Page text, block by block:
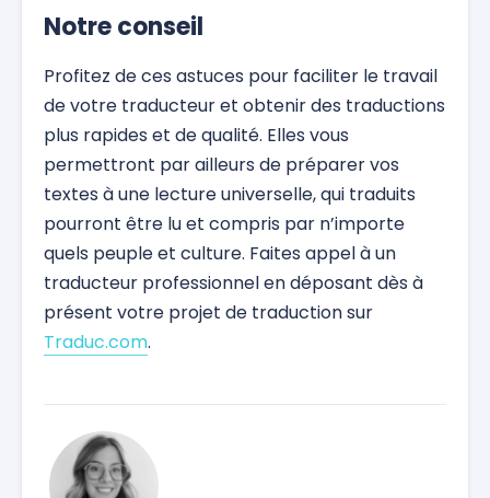
Notre conseil
Profitez de ces astuces pour faciliter le travail
de votre traducteur et obtenir des traductions
plus rapides et de qualité. Elles vous
permettront par ailleurs de préparer vos
textes à une lecture universelle, qui traduits
pourront être lu et compris par n’importe
quels peuple et culture. Faites appel à un
traducteur professionnel en déposant dès à
présent votre projet de traduction sur
Traduc.com.